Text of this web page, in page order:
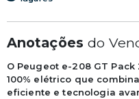
Anotaçõesdo
O Peugeot e-208 GT
100% elétrico que
eficiente e tecnologia